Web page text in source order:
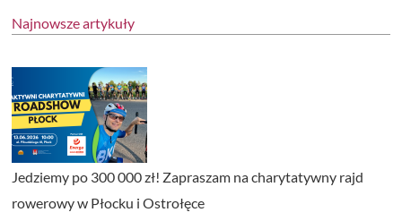
Najnowsze artykuły
Jedziemy po 300 000 zł! Zapraszam na charytatywny rajd
rowerowy w Płocku i Ostrołęce